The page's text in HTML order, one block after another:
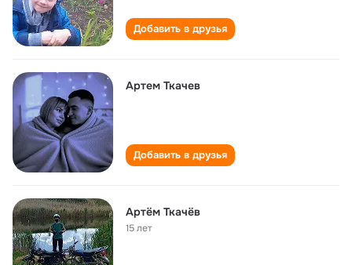
Добавить в друзья
Артем Ткачев
Добавить в друзья
Артём Ткачёв
15 лет